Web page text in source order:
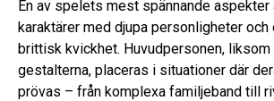
En av spelets mest spännande aspekter
karaktärer med djupa personligheter och
brittisk kvickhet. Huvudpersonen,
gestalterna, placeras i situationer där
prövas – från komplexa familjeband till